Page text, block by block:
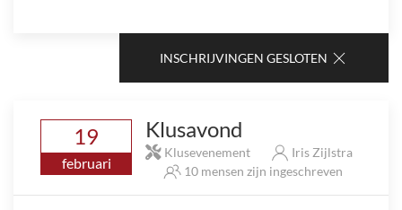
INSCHRIJVINGEN GESLOTEN
19
februari
Klusavond
Klusevenement
Iris Zijlstra
10 mensen zijn ingeschreven